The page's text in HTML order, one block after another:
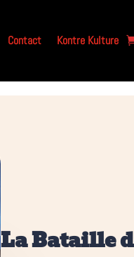
Contact Kontre Kulture
La Bataille